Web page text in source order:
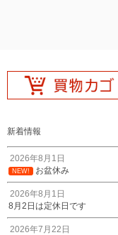
新着情報
2026年8月1日
NEW! お盆休み
2026年8月1日
8月2日は定休日です
2026年7月22日